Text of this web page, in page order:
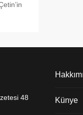
yan
tarihli
önemli
48
Künye